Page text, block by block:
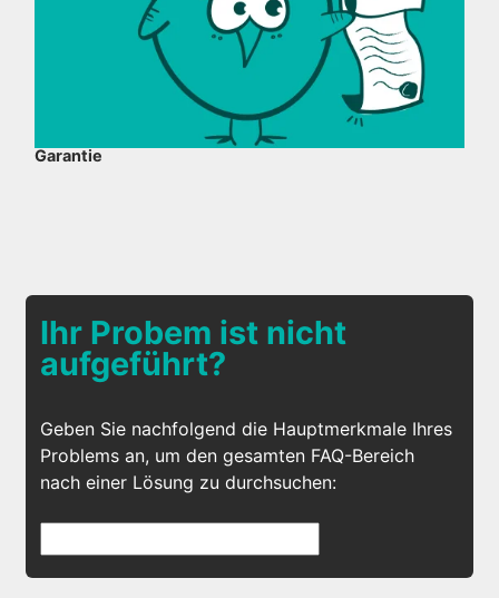
Garantie
Ihr Probem ist nicht
aufgeführt?
Geben Sie nachfolgend die Hauptmerkmale Ihres
Problems an, um den gesamten FAQ-Bereich
nach einer Lösung zu durchsuchen: